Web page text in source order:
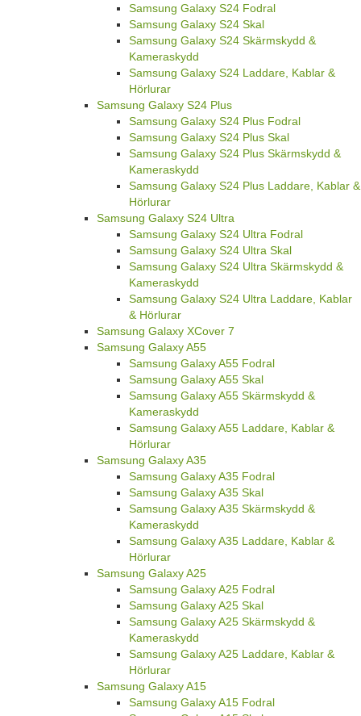
Samsung Galaxy S24 Fodral
Samsung Galaxy S24 Skal
Samsung Galaxy S24 Skärmskydd &
Kameraskydd
Samsung Galaxy S24 Laddare, Kablar &
Hörlurar
Samsung Galaxy S24 Plus
Samsung Galaxy S24 Plus Fodral
Samsung Galaxy S24 Plus Skal
Samsung Galaxy S24 Plus Skärmskydd &
Kameraskydd
Samsung Galaxy S24 Plus Laddare, Kablar &
Hörlurar
Samsung Galaxy S24 Ultra
Samsung Galaxy S24 Ultra Fodral
Samsung Galaxy S24 Ultra Skal
Samsung Galaxy S24 Ultra Skärmskydd &
Kameraskydd
Samsung Galaxy S24 Ultra Laddare, Kablar
& Hörlurar
Samsung Galaxy XCover 7
Samsung Galaxy A55
Samsung Galaxy A55 Fodral
Samsung Galaxy A55 Skal
Samsung Galaxy A55 Skärmskydd &
Kameraskydd
Samsung Galaxy A55 Laddare, Kablar &
Hörlurar
Samsung Galaxy A35
Samsung Galaxy A35 Fodral
Samsung Galaxy A35 Skal
Samsung Galaxy A35 Skärmskydd &
Kameraskydd
Samsung Galaxy A35 Laddare, Kablar &
Hörlurar
Samsung Galaxy A25
Samsung Galaxy A25 Fodral
Samsung Galaxy A25 Skal
Samsung Galaxy A25 Skärmskydd &
Kameraskydd
Samsung Galaxy A25 Laddare, Kablar &
Hörlurar
Samsung Galaxy A15
Samsung Galaxy A15 Fodral